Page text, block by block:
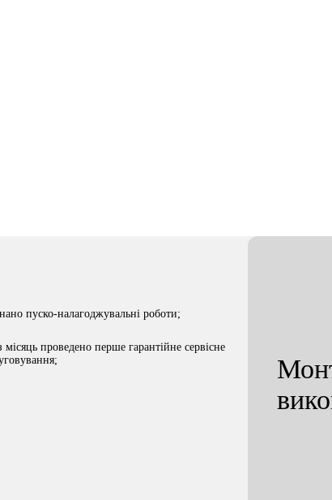
пуско-налагоджувальні роботи;
місяць проведено перше гарантійне сервісне